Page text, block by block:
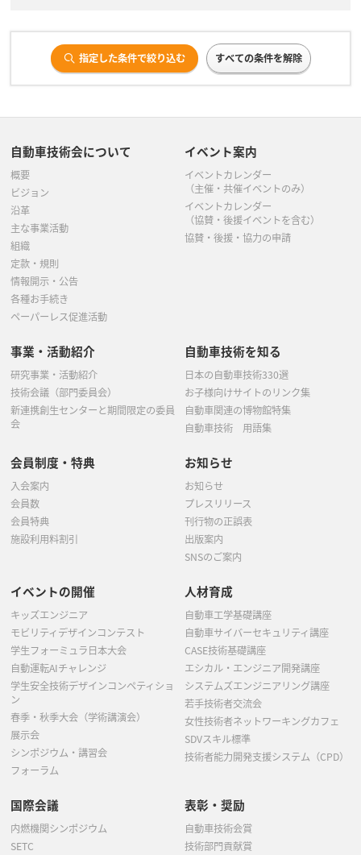
指定した条件で絞り込む すべての条件を解除
自動車技術会について
概要
ビジョン
沿革
主な事業活動
組織
定款・規則
情報開示・公告
各種お手続き
ペーパーレス促進活動
イベント案内
イベントカレンダー
（主催・共催イベントのみ）
イベントカレンダー
（協賛・後援イベントを含む）
協賛・後援・協力の申請
事業・活動紹介
研究事業・活動紹介
技術会議（部門委員会）
新連携創生センターと期間限定の委員
会
自動車技術を知る
日本の自動車技術330選
お子様向けサイトのリンク集
自動車関連の博物館特集
自動車技術 用語集
会員制度・特典
入会案内
会員数
会員特典
施設利用料割引
お知らせ
お知らせ
プレスリリース
刊行物の正誤表
出版案内
SNSのご案内
イベントの開催
キッズエンジニア
モビリティデザインコンテスト
学生フォーミュラ日本大会
自動運転AIチャレンジ
学生安全技術デザインコンペティショ
ン
春季・秋季大会（学術講演会）
展示会
シンポジウム・講習会
フォーラム
人材育成
自動車工学基礎講座
自動車サイバーセキュリティ講座
CASE技術基礎講座
エシカル・エンジニア開発講座
システムズエンジニアリング講座
若手技術者交流会
女性技術者ネットワーキングカフェ
SDVスキル標準
技術者能力開発支援システム（CPD）
国際会議
内燃機関シンポジウム
SETC
表彰・奨励
自動車技術会賞
技術部門貢献賞